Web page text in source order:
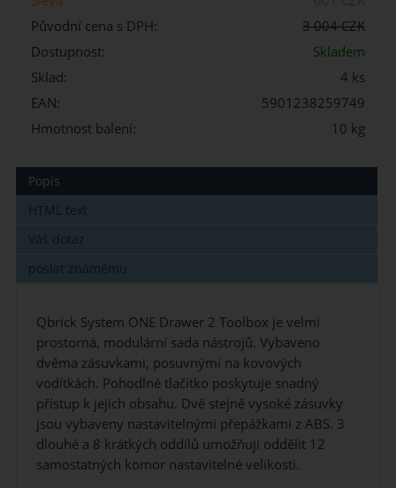
Původní cena s DPH:
3 004 CZK
Dostupnost:
Skladem
Sklad:
4 ks
EAN:
5901238259749
Hmotnost balení:
10 kg
Popis
HTML text
Váš dotaz
poslat známému
Qbrick System ONE Drawer 2 Toolbox je velmi
prostorná, modulární sada nástrojů. Vybaveno
dvěma zásuvkami, posuvnými na kovových
vodítkách. Pohodlné tlačítko poskytuje snadný
přístup k jejich obsahu. Dvě stejně vysoké zásuvky
jsou vybaveny nastavitelnými přepážkami z ABS. 3
dlouhé a 8 krátkých oddílů umožňují oddělit 12
samostatných komor nastavitelné velikosti.